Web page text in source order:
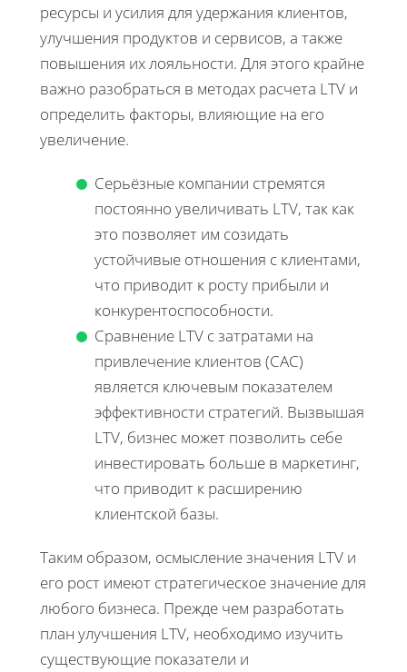
ресурсы и усилия для удержания клиентов,
улучшения продуктов и сервисов, а также
повышения их лояльности. Для этого крайне
важно разобраться в методах расчета LTV и
определить факторы, влияющие на его
увеличение.
Серьёзные компании стремятся
постоянно увеличивать LTV, так как
это позволяет им созидать
устойчивые отношения с клиентами,
что приводит к росту прибыли и
конкурентоспособности.
Сравнение LTV с затратами на
привлечение клиентов (CAC)
является ключевым показателем
эффективности стратегий. Вызвышая
LTV, бизнес может позволить себе
инвестировать больше в маркетинг,
что приводит к расширению
клиентской базы.
Таким образом, осмысление значения LTV и
его рост имеют стратегическое значение для
любого бизнеса. Прежде чем разработать
план улучшения LTV, необходимо изучить
существующие показатели и